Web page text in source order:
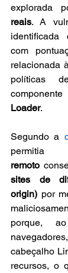
explorada
reais. A
com
relacionada
políticas
Loader.
Segundo a
remoto
sites de
origin) por
porque,
cabeçalho
recursos, o